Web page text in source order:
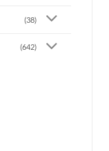
(38)
(642)